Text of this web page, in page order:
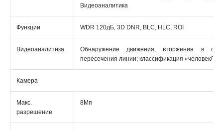
Видеоаналитика
Функции WDR 120дБ, 3D DNR, BLC, HLC, ROI
Видеоаналитика
Обнаружение движения, вторжения в
пересечения линии; классификация «человек/ТС»
Камера
Макс.
разрешение
8Мп